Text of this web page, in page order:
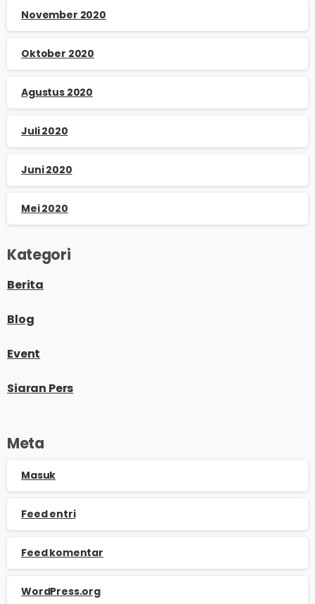
November 2020
Oktober 2020
Agustus 2020
Juli 2020
Juni 2020
Mei 2020
Kategori
Berita
Blog
Event
Siaran Pers
Meta
Masuk
Feed entri
Feed komentar
WordPress.org